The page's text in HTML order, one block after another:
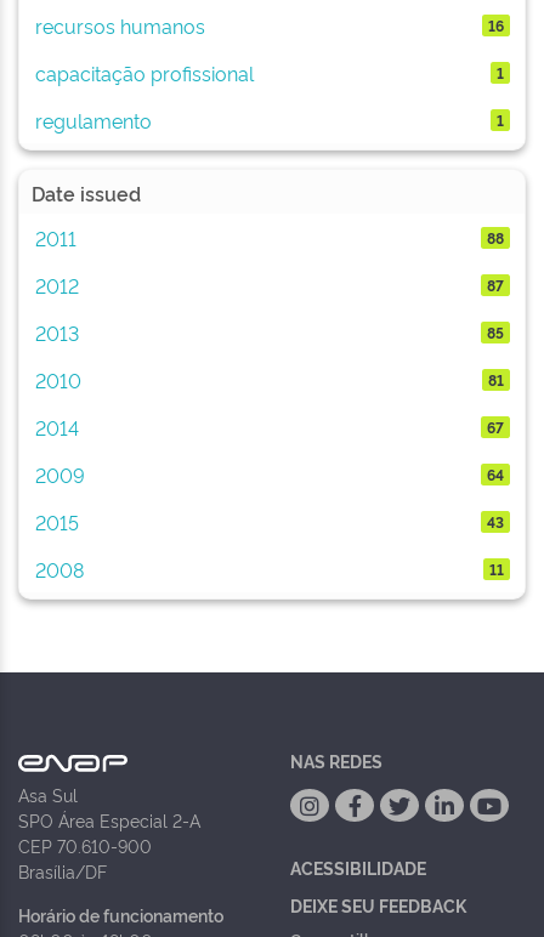
recursos humanos 16
capacitação profissional 1
regulamento 1
Date issued
2011
88
2012 87
2013 85
2010 81
2014 67
2009 64
2015 43
2008 11
Asa Sul
SPO Área Especial 2-A
CEP 70.610-900
Brasília/DF
Horário de funcionamento
NAS REDES
ACESSIBILIDADE
DEIXE SEU FEEDBACK